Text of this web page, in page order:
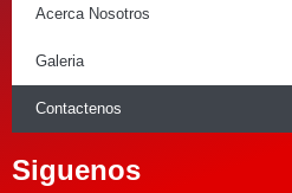
Acerca Nosotros
Galeria
Contactenos
Siguenos